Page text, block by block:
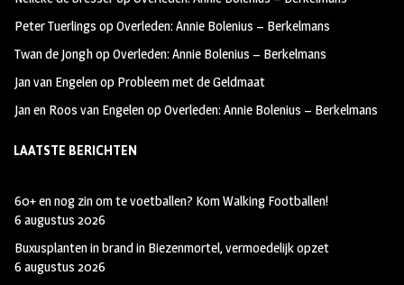
k
m
Peter Tuerlings opOverleden: Annie Bolenius – Berkelmans
Twan de JonghopOverleden: Annie Bolenius – Berkelmans
Jan van Engelenop Probleem met de Geldmaat
Jan en Roos van EngelenopOverleden: Annie Bolenius – Berkelmans
LAATSTE BERICHTEN
60+ en nog zin om te voetballen? Kom Walking Footballen!
6 augustus 2026
Buxusplanten in brand in Biezenmortel, vermoedelijk opzet
6 augustus 2026